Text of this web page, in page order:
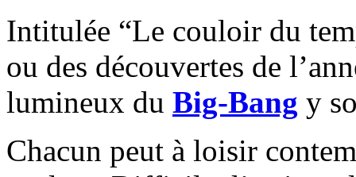
Intitulée “Le couloir du
ou des découvertes de
lumineux du Big-Bang y
Chacun peut à loisir